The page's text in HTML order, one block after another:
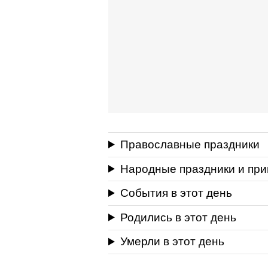
Православные праздники
Народные праздники и
События в этот день
Родились в этот день
Умерли в этот день